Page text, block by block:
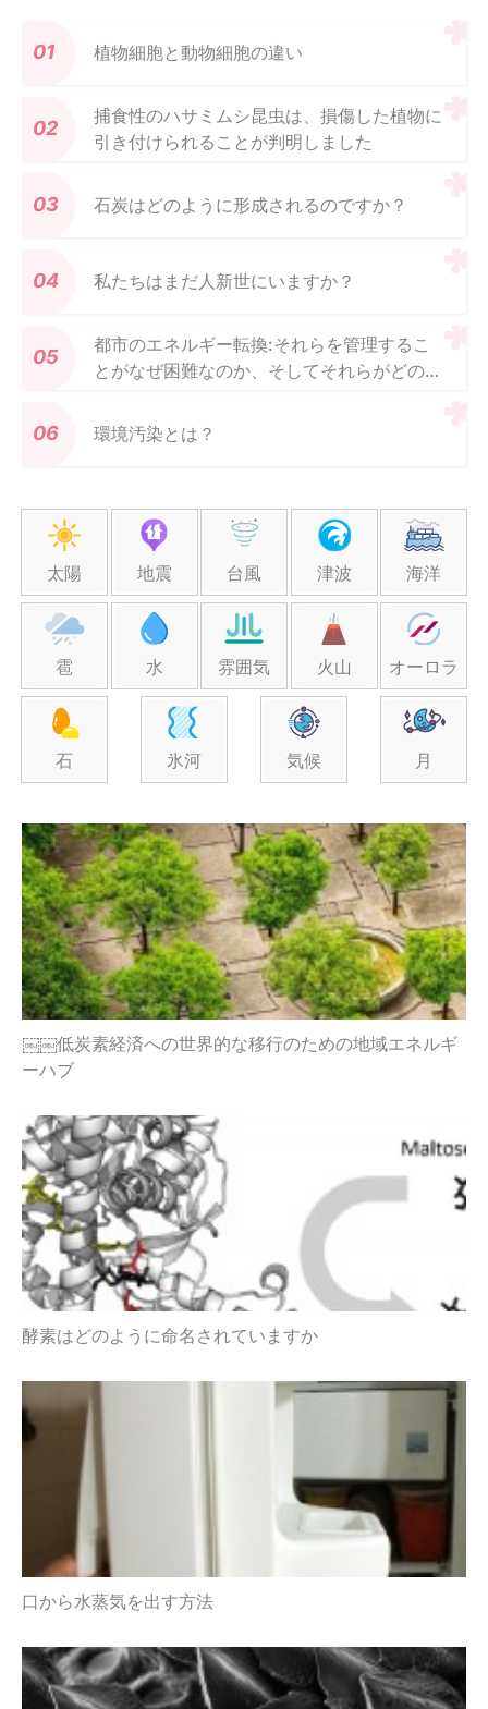
植物細胞と動物細胞の違い
捕食性のハサミムシ昆虫は、損傷した植物に
引き付けられることが判明しました
石炭はどのように形成されるのですか？
私たちはまだ人新世にいますか？
都市のエネルギー転換:それらを管理するこ
とがなぜ困難なのか、そしてそれらがどのよ
環境汚染とは？
太陽 地震 台風 津波 海洋
雹 水 雰囲気 火山 オーロラ
石 氷河 気候 月
￼￼低炭素経済への世界的な移行のための地域エネルギ
ーハブ
酵素はどのように命名されていますか
口から水蒸気を出す方法